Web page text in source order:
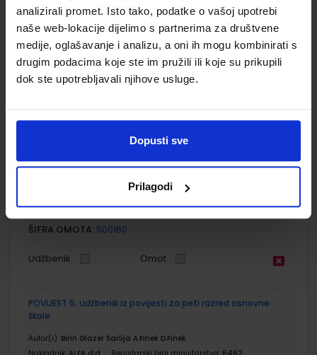
analizirali promet. Isto tako, podatke o vašoj upotrebi
naše web-lokacije dijelimo s partnerima za društvene
medije, oglašavanje i analizu, a oni ih mogu kombinirati s
drugim podacima koje ste im pružili ili koje su prikupili
dok ste upotrebljavali njihove usluge.
Dopusti sve
Prilagodi
SKU: 556165 CIJENA: 9,25 €
ŠIFRA OMOTA: 500167
Udžbenik Omot
MOJA ZEMLJA 1; radna bilježnica iz geografije za peti razred
Autor(i):Ivan Gambiroža Josip Jukić Dinko Marin Ana Mesić
ŠIFRA OMOTA: 500160
Udžbenik Omot
POVIJEST 5; udžbenik iz povijesti za peti razred osnovne
škole
Autor(i): Birin Glazer Šarlija A.Finek D.Finek